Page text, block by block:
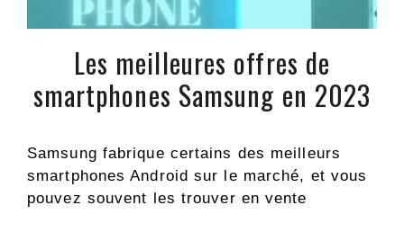
Les meilleures offres de
smartphones Samsung en 2023
Samsung fabrique certains des meilleurs
smartphones Android sur le marché, et vous
pouvez souvent les trouver en vente